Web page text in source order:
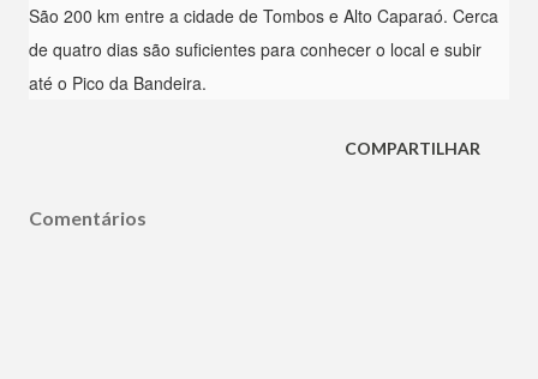
São 200 km entre a cidade de Tombos e Alto Caparaó. Cerca
de quatro dias são suficientes para conhecer o local e subir
até o Pico da Bandeira.
COMPARTILHAR
Comentários